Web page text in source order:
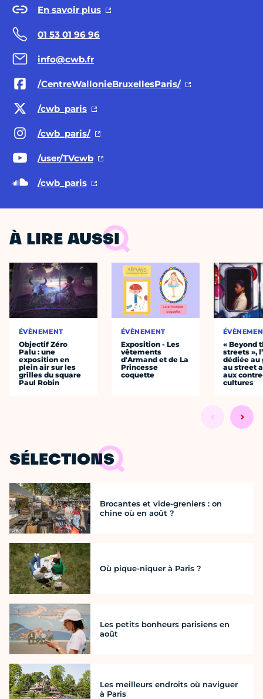
En savoir plus
01 53 01 96 96
info@cwb.fr
/CentreWallonieBruxellesParis/
/cwb_paris
/cwb_paris/
/user/TVcwb
/cwb_paris
À LIRE AUSSI
ÉVÈNEMENT
Objectif Zéro
Palu : une
exposition en
plein air sur les
grilles du square
Paul Robin
ÉVÈNEMENT
Exposition - Les
vêtements
d'Armand et de La
Princesse
coquette
« Beyond
streets »,
dédiée au
au street
aux
cultures
SÉLECTIONS
Brocantes et vide-greniers : on
chine où en août ?
Où pique-niquer à Paris ?
Les petits bonheurs parisiens en
août
Les meilleurs endroits où naviguer
à Paris